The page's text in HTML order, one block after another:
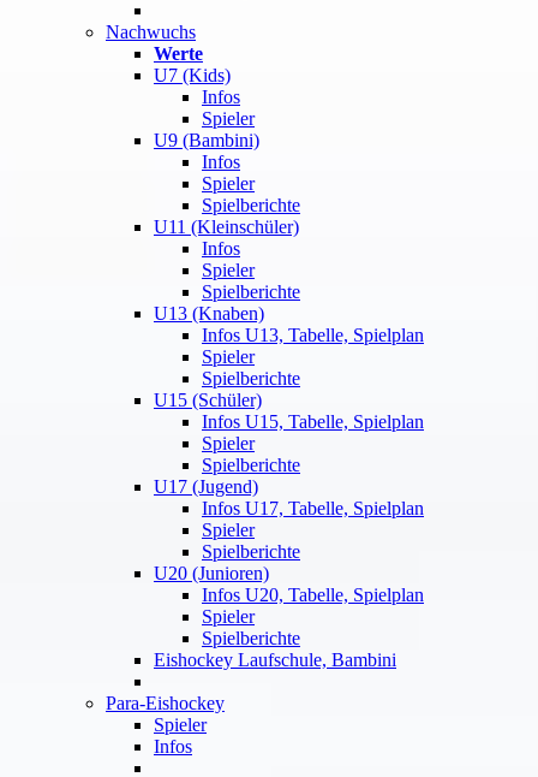
Nachwuchs
Werte
U7 (Kids)
Infos
Spieler
U9 (Bambini)
Infos
Spieler
Spielberichte
U11 (Kleinschüler)
Infos
Spieler
Spielberichte
U13 (Knaben)
Infos U13, Tabelle, Spielplan
Spieler
Spielberichte
U15 (Schüler)
Infos U15, Tabelle, Spielplan
Spieler
Spielberichte
U17 (Jugend)
Infos U17, Tabelle, Spielplan
Spieler
Spielberichte
U20 (Junioren)
Infos U20, Tabelle, Spielplan
Spieler
Spielberichte
Eishockey Laufschule, Bambini
Para-Eishockey
Spieler
Infos